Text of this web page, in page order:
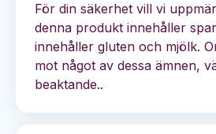
För din säkerhet vill vi
denna produkt innehåller
innehåller gluten och mjölk.
mot något av dessa ämnen,
beaktande..